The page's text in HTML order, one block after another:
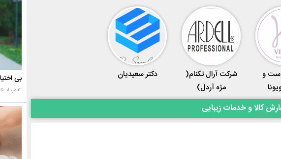
و
شرکت آرال تکنام(
مژه آردل)
دکتر سعیدیان
کالا و خدمات زیبایی
۱۲ مرداد ۱۴۰۵ - ۱۴:۱۶